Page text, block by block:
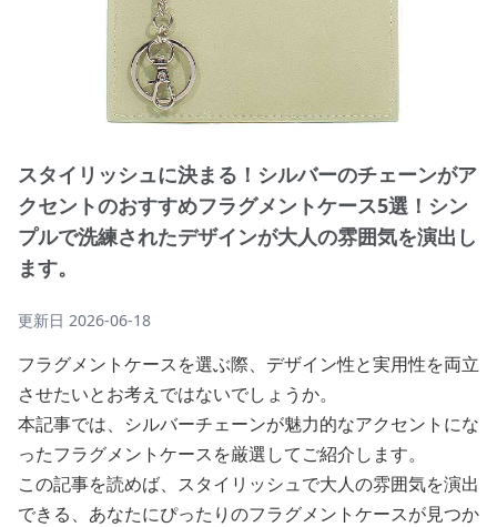
スタイリッシュに決まる！シルバーのチェーンがア
クセントのおすすめフラグメントケース5選！シン
プルで洗練されたデザインが大人の雰囲気を演出し
ます。
更新日 2026-06-18
フラグメントケースを選ぶ際、デザイン性と実用性を両立
させたいとお考えではないでしょうか。
本記事では、シルバーチェーンが魅力的なアクセントにな
ったフラグメントケースを厳選してご紹介します。
この記事を読めば、スタイリッシュで大人の雰囲気を演出
できる、あなたにぴったりのフラグメントケースが見つか